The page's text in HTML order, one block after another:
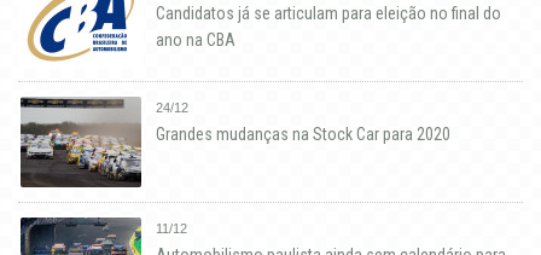
Candidatos já se articulam para eleição no final do
ano na CBA
24/12
Grandes mudanças na Stock Car para 2020
11/12